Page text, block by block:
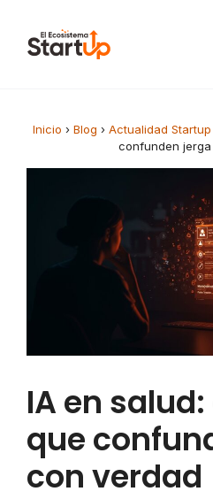
Inicio › Blog › Actualidad Startup
confunden
IA en
que
con verdad